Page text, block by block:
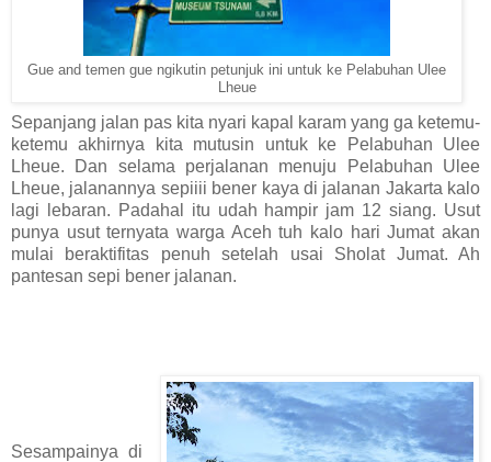
Gue and temen gue ngikutin petunjuk ini untuk ke Pelabuhan Ulee
Lheue
Sepanjang jalan pas kita nyari kapal karam yang ga ketemu-
ketemu akhirnya kita mutusin untuk ke Pelabuhan Ulee
Lheue. Dan selama perjalanan menuju Pelabuhan Ulee
Lheue, jalanannya sepiiii bener kaya di jalanan Jakarta kalo
lagi lebaran. Padahal itu udah hampir jam 12 siang. Usut
punya usut ternyata warga Aceh tuh kalo hari Jumat akan
mulai beraktifitas penuh setelah usai Sholat Jumat. Ah
pantesan sepi bener jalanan.
Sesampainya di